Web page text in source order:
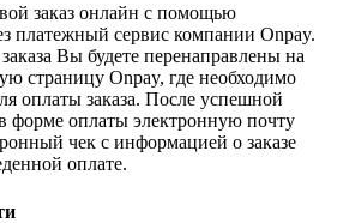
заказ онлайн с помощью
платежный сервис компании Onpay.
Вы будете перенаправлены на
страницу Onpay, где необходимо
оплаты заказа. После успешной
форме оплаты электронную почту
чек с информацией о заказе
оплате.